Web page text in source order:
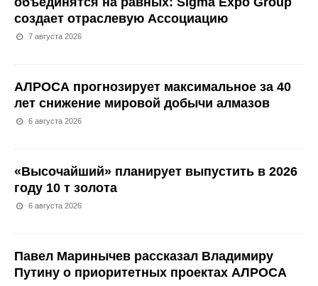
создает отраслевую Ассоциацию
7 августа 2026
АЛРОСА прогнозирует максимальное за 40
лет снижение мировой добычи алмазов
6 августа 2026
«Высочайший» планирует выпустить в 2026
году 10 т золота
6 августа 2026
Павел Маринычев рассказал Владимиру
Путину о приоритетных проектах АЛРОСА